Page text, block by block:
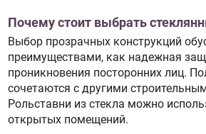
Почему стоит выбрать
Выбор прозрачных конструкций
преимуществами, как надежная
проникновения посторонних лиц.
сочетаются с другими
Рольставни из стекла можно
открытых помещений.